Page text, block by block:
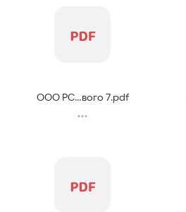
ООО РС...вого 7.pdf